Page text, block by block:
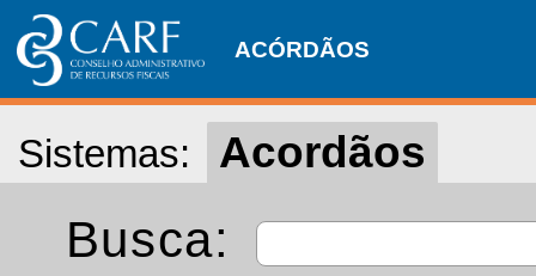
ACÓRDÃOS
Sistemas: Acordãos
Busca: